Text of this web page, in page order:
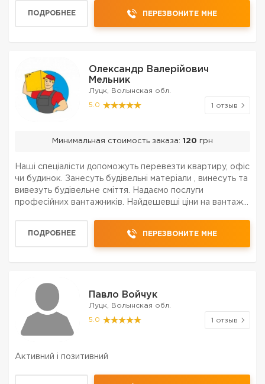
ПОДРОБНЕЕ ПЕРЕЗВОНИТЕ МНЕ
Олександр Валерійович
Мельник
Луцк, Волынская обл.
5.0 1 отзыв
Минимальная стоимость заказа: 120 грн
Наші спеціалісти допоможуть перевезти квартиру, офіс
чи будинок. Занесуть будівельні матеріали , винесуть та
вивезуть будівельне сміття. Надаємо послуги
професійних вантажників. Найдешевші ціни на вантажні
ПОДРОБНЕЕ ПЕРЕЗВОНИТЕ МНЕ
Павло Войчук
Луцк, Волынская обл.
5.0 1 отзыв
Активний і позитивний